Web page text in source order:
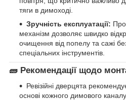
тяги в димоході.
Зручність експлуатації:
механізм дозволяє швидко
очищення від попелу та сажі
спеціальних інструментів.
🧱 Рекомендації щодо
Ревізійні дверцята
основі кожного димового